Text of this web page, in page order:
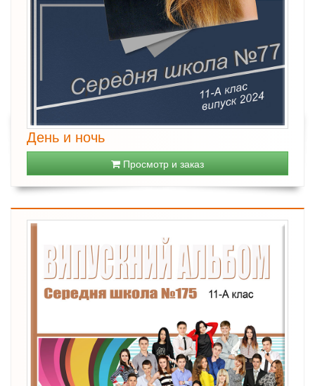
День и ночь
Просмотр и заказ